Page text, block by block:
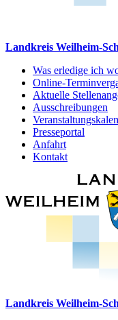
Landkreis Weilheim-
Was erledige ich
Online-
Aktuelle
Ausschreibungen
Presseportal
Anfahrt
Kontakt
Landkreis Weilheim-